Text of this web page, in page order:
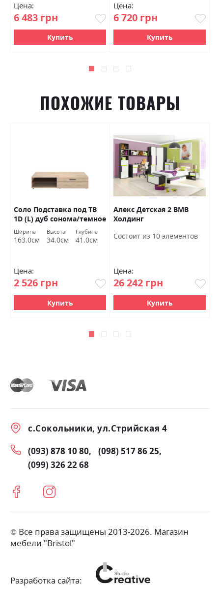
Цена:
6 483 грн
Купить
Цена:
6 720 грн
Купить
ПОХОЖИЕ ТОВАРЫ
Соло Подставка под ТВ
1D (L) дуб сонома/темное
венге ВМВ Холдинг
Ширина
163.0см
Высота
34.0см
Глубина
41.0см
Цена:
2 526 грн
Купить
Алекс Детская 2 ВМВ
Холдинг
Состоит из 10 элементов
Цена:
26 242 грн
Купить
с.Сокольники, ул.Стрийская 4
(093) 878 10 80
(098) 517 86 25
(099) 326 22 68
© Все права защищены 2013-2026. Магазин
мебели "Bristol"
Разработка сайта: